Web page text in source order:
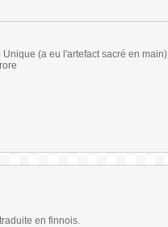
(a eu l'artefact sacré en
en finnois.